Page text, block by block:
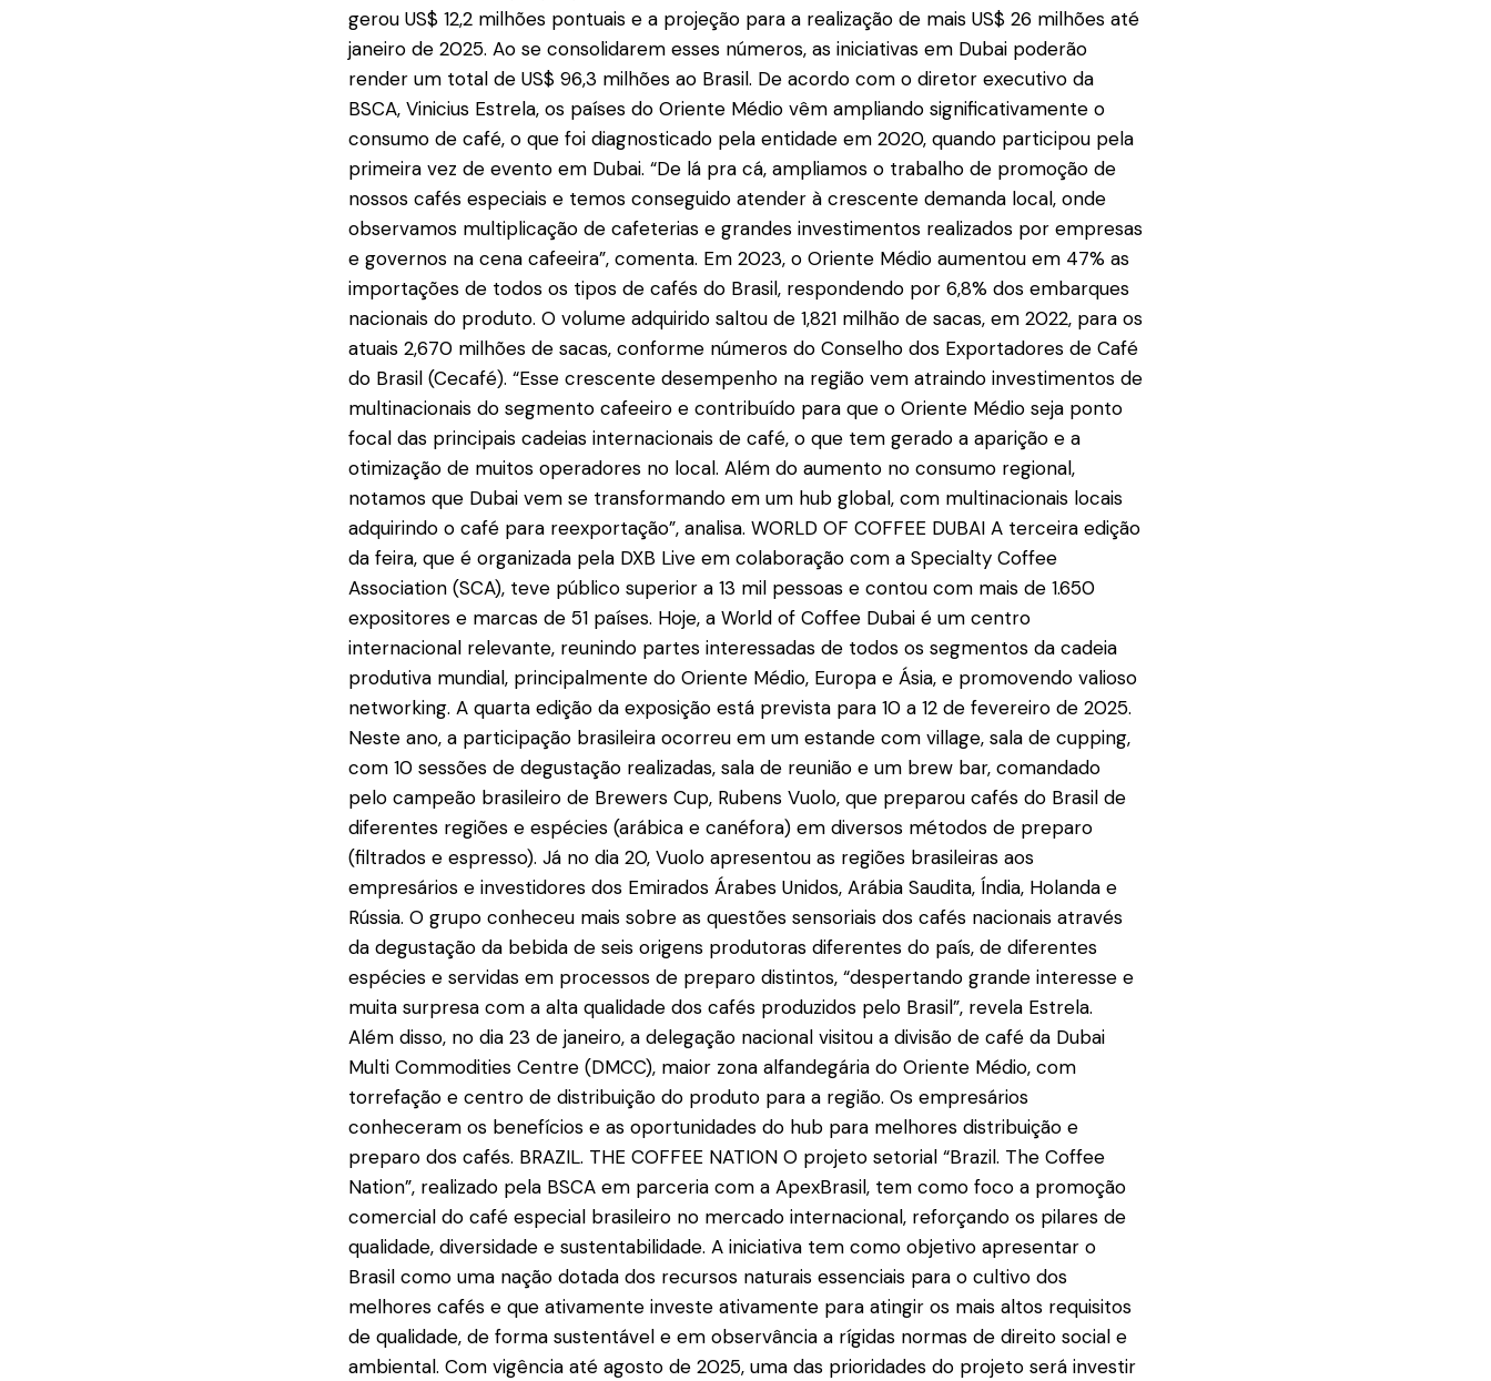
gerou US$ 12,2 milhões pontuais e a projeção para a realização de mais US$ 26 milhões até
janeiro de 2025. Ao se consolidarem esses números, as iniciativas em Dubai poderão
render um total de US$ 96,3 milhões ao Brasil. De acordo com o diretor executivo da
BSCA, Vinicius Estrela, os países do Oriente Médio vêm ampliando significativamente o
consumo de café, o que foi diagnosticado pela entidade em 2020, quando participou pela
primeira vez de evento em Dubai. “De lá pra cá, ampliamos o trabalho de promoção de
nossos cafés especiais e temos conseguido atender à crescente demanda local, onde
observamos multiplicação de cafeterias e grandes investimentos realizados por empresas
e governos na cena cafeeira”, comenta. Em 2023, o Oriente Médio aumentou em 47% as
importações de todos os tipos de cafés do Brasil, respondendo por 6,8% dos embarques
nacionais do produto. O volume adquirido saltou de 1,821 milhão de sacas, em 2022, para os
atuais 2,670 milhões de sacas, conforme números do Conselho dos Exportadores de Café
do Brasil (Cecafé). “Esse crescente desempenho na região vem atraindo investimentos de
multinacionais do segmento cafeeiro e contribuído para que o Oriente Médio seja ponto
focal das principais cadeias internacionais de café, o que tem gerado a aparição e a
otimização de muitos operadores no local. Além do aumento no consumo regional,
notamos que Dubai vem se transformando em um hub global, com multinacionais locais
adquirindo o café para reexportação”, analisa. WORLD OF COFFEE DUBAI A terceira edição
da feira, que é organizada pela DXB Live em colaboração com a Specialty Coffee
Association (SCA), teve público superior a 13 mil pessoas e contou com mais de 1.650
expositores e marcas de 51 países. Hoje, a World of Coffee Dubai é um centro
internacional relevante, reunindo partes interessadas de todos os segmentos da cadeia
produtiva mundial, principalmente do Oriente Médio, Europa e Ásia, e promovendo valioso
networking. A quarta edição da exposição está prevista para 10 a 12 de fevereiro de 2025.
Neste ano, a participação brasileira ocorreu em um estande com village, sala de cupping,
com 10 sessões de degustação realizadas, sala de reunião e um brew bar, comandado
pelo campeão brasileiro de Brewers Cup, Rubens Vuolo, que preparou cafés do Brasil de
diferentes regiões e espécies (arábica e canéfora) em diversos métodos de preparo
(filtrados e espresso). Já no dia 20, Vuolo apresentou as regiões brasileiras aos
empresários e investidores dos Emirados Árabes Unidos, Arábia Saudita, Índia, Holanda e
Rússia. O grupo conheceu mais sobre as questões sensoriais dos cafés nacionais através
da degustação da bebida de seis origens produtoras diferentes do país, de diferentes
espécies e servidas em processos de preparo distintos, “despertando grande interesse e
muita surpresa com a alta qualidade dos cafés produzidos pelo Brasil”, revela Estrela.
Além disso, no dia 23 de janeiro, a delegação nacional visitou a divisão de café da Dubai
Multi Commodities Centre (DMCC), maior zona alfandegária do Oriente Médio, com
torrefação e centro de distribuição do produto para a região. Os empresários
conheceram os benefícios e as oportunidades do hub para melhores distribuição e
preparo dos cafés. BRAZIL. THE COFFEE NATION O projeto setorial “Brazil. The Coffee
Nation”, realizado pela BSCA em parceria com a ApexBrasil, tem como foco a promoção
comercial do café especial brasileiro no mercado internacional, reforçando os pilares de
qualidade, diversidade e sustentabilidade. A iniciativa tem como objetivo apresentar o
Brasil como uma nação dotada dos recursos naturais essenciais para o cultivo dos
melhores cafés e que ativamente investe ativamente para atingir os mais altos requisitos
de qualidade, de forma sustentável e em observância a rígidas normas de direito social e
ambiental. Com vigência até agosto de 2025, uma das prioridades do projeto será investir